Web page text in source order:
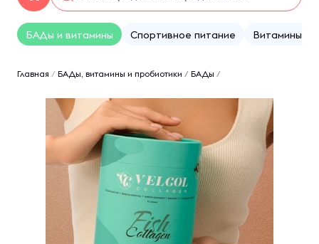
БАДы и витамины Спортивное питание Витамины
Главная / БАДы, витамины и пробиотики / БАДы /